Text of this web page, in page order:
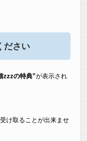
ださい
zzzの特典”が表示され
け取ることが出来ませ